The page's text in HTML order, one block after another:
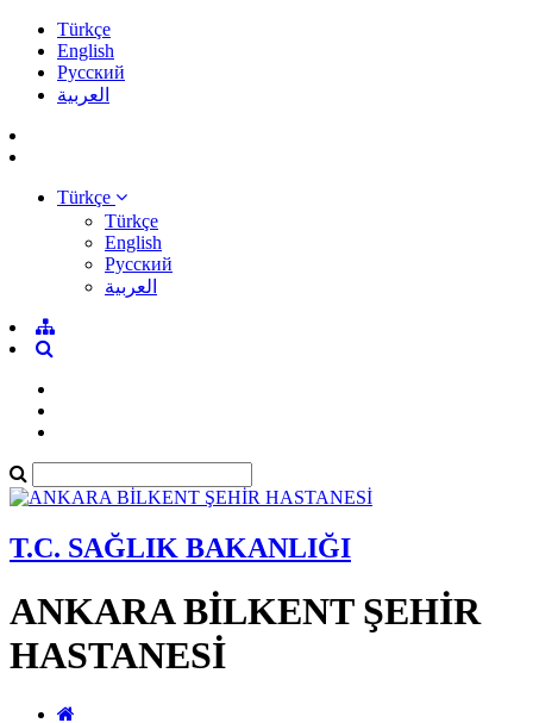
Türkçe
English
Pусский
العربية
Türkçe
Türkçe
English
Pусский
العربية
T.C. SAĞLIK BAKANLIĞI
ANKARA BİLKENT ŞEHİR
HASTANESİ